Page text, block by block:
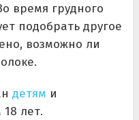
время грудного
подобрать другое
возможно ли
детям и
лет.